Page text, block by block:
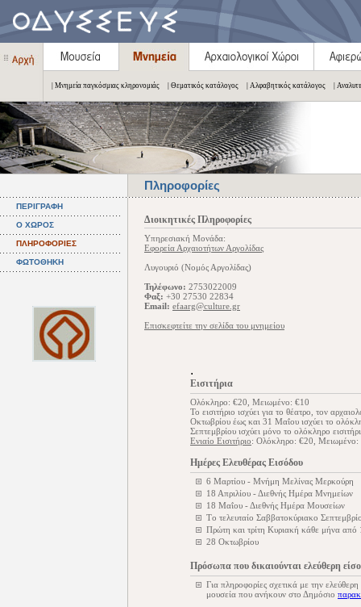
| Μνημεία παγκόσμιας κληρονομιάς | Θεματικός κατάλογος | Αλφαβητικός κατάλογος |
Πληροφορίες
ΠΕΡΙΓΡΑΦΗ
Ο ΧΩΡΟΣ
ΠΛΗΡΟΦΟΡΙΕΣ
ΦΩΤΟΘΗΚΗ
Διοικητικές Πληροφορίες
Υπηρεσιακή Μονάδα:
Εφορεία Αρχαιοτήτων Αργολίδας
Λυγουριό (Νομός Αργολίδας)
Τηλέφωνο: 2753022009
Φαξ: +30 27530 22834
Email: efaarg@culture.gr
Επισκεφτείτε την σελίδα του μνημείου
.
Εισιτήρια
Ολόκληρο: €20, Μειωμένο: €10
Το εισιτήριο ισχύει για το θέατρο, τον
Οκτωβρίου έως και 31 Μαΐου ισχύει το
Σεπτεμβρίου ισχύει μόνο το ολόκληρο
Ενιαίο Εισιτήριο: Ολόκληρο: €20, Μειωμένο:
Ημέρες Ελευθέρας Εισόδου
6 Μαρτίου - Μνήμη Μελίνας Μερκούρη
18 Απριλίου - Διεθνής Ημέρα Μνημείων
18 Μαΐου - Διεθνής Ημέρα Μουσείων
Tο τελευταίο Σαββατοκύριακο
Πρώτη και τρίτη Κυριακή κάθε μήνα
28 Οκτωβρίου
Πρόσωπα που δικαιούνται ελεύθερη
Για πληροφορίες σχετικά με την
μουσεία που ανήκουν στο Δημόσιο